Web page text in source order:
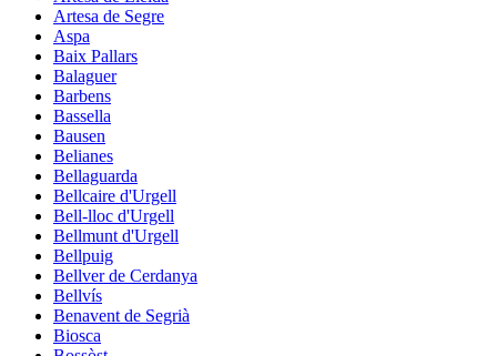
Artesa de Segre
Aspa
Baix Pallars
Balaguer
Barbens
Bassella
Bausen
Belianes
Bellaguarda
Bellcaire d'Urgell
Bell-lloc d'Urgell
Bellmunt d'Urgell
Bellpuig
Bellver de Cerdanya
Bellvís
Benavent de Segrià
Biosca